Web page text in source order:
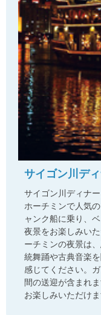
サイゴン川デ
サイゴン川ディナ
ホーチミンで人気
ャンク船に乗り、
夜景をお楽しみい
ーチミンの夜景は
統舞踊や古典音楽
感じてください。
間の送迎が含まれ
お楽しみいただけま